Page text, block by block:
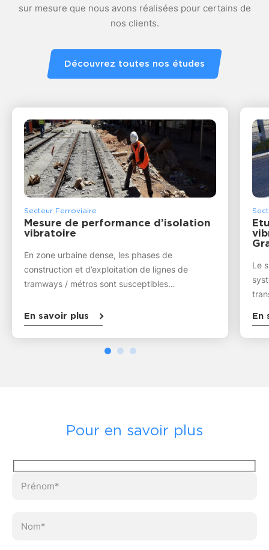
sur mesure que nous avons réalisées pour certains de
nos clients.
Découvrez toutes nos études
Secteur Ferroviaire
Mesure de performance d’isolation
vibratoire
En zone urbaine dense, les phases de
construction et d’exploitation de lignes de
tramways / métros sont susceptibles…
En savoir plus
Le
En
Pour en savoir plus